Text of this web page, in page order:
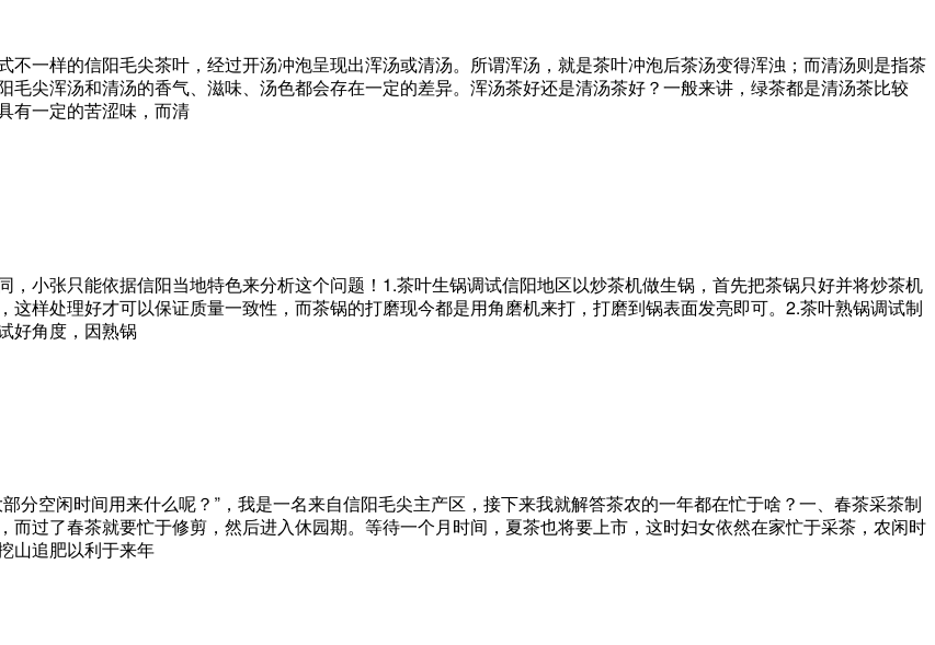
一样的信阳毛尖茶叶，经过开汤冲泡呈现出浑汤或清汤。所谓浑汤，就是茶叶冲泡后茶汤变得浑浊；而清汤则是指茶
尖浑汤和清汤的香气、滋味、汤色都会存在一定的差异。浑汤茶好还是清汤茶好？一般来讲，绿茶都是清汤茶比较
有一定的苦涩味，而清
小张只能依据信阳当地特色来分析这个问题！1.茶叶生锅调试信阳地区以炒茶机做生锅，首先把茶锅只好并将炒茶机
样处理好才可以保证质量一致性，而茶锅的打磨现今都是用角磨机来打，打磨到锅表面发亮即可。2.茶叶熟锅调试制
好角度，因熟锅
分空闲时间用来什么呢？”，我是一名来自信阳毛尖主产区，接下来我就解答茶农的一年都在忙于啥？一、春茶采茶制
过了春茶就要忙于修剪，然后进入休园期。等待一个月时间，夏茶也将要上市，这时妇女依然在家忙于采茶，农闲时
山追肥以利于来年